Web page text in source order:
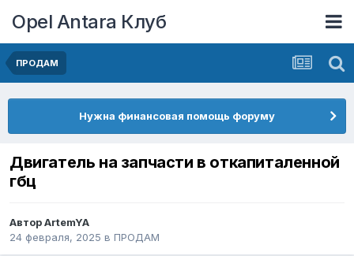
Opel Antara Клуб
ПРОДАМ
Нужна финансовая помощь форуму
Двигатель на запчасти в откапиталенной
гбц
АвторArtemYA
24 февраля, 2025 в ПРОДАМ